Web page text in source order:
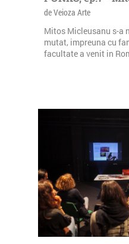
de Veioza Arte
Mitos Micleusanu s-a
mutat, impreuna cu
facultate a venit in